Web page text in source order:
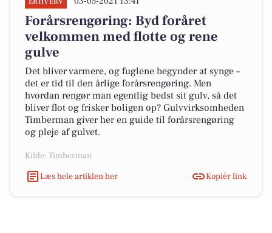
Forårsrengøring: Byd foråret
velkommen med flotte og rene
gulve
Det bliver varmere, og fuglene begynder at synge –
det er tid til den årlige forårsrengøring. Men
hvordan rengør man egentlig bedst sit gulv, så det
bliver flot og frisker boligen op? Gulvvirksomheden
Timberman giver her en guide til forårsrengøring
og pleje af gulvet.
Kilde: Timberman
Læs hele artiklen her
Kopiér link